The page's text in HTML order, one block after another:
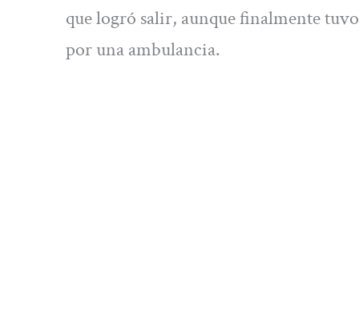
que logró salir, aunque finalmente
por una ambulancia.